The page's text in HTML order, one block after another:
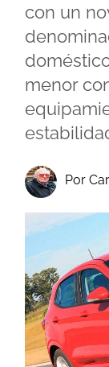
con un
menor
Por